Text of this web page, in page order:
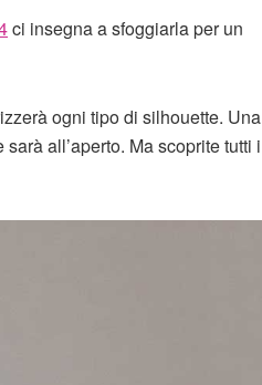
ci insegna a sfoggiarla per un
ogni tipo di silhouette. Una
all’aperto. Ma scoprite tutti i